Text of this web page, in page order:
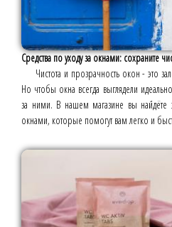
Средства по уходу за окнами: сохраните
Чистота и прозрачность окон - это
Но чтобы окна всегда выглядели
за ними. В нашем магазине вы найдёте
окнами, которые помогут вам легко и